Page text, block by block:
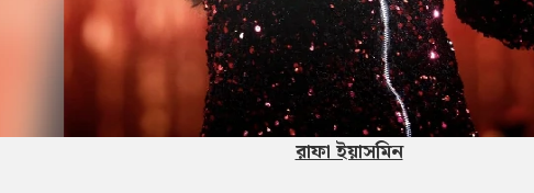
রাফা ইয়াসমিন